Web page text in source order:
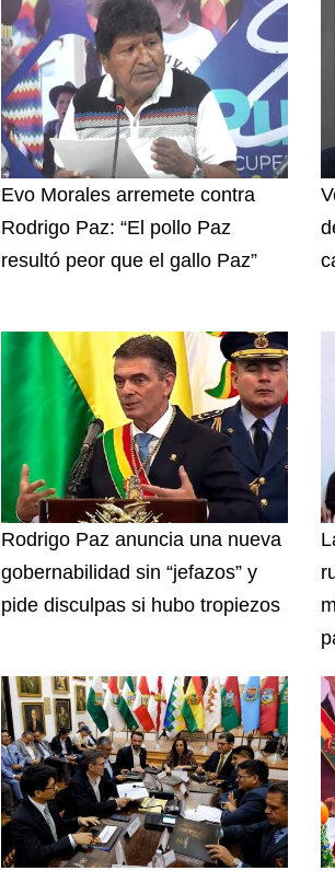
Evo Morales arremete contra
Rodrigo Paz: “El pollo Paz
resultó peor que el gallo Paz”
Rodrigo Paz anuncia una nueva
gobernabilidad sin “jefazos” y
pide disculpas si hubo tropiezos